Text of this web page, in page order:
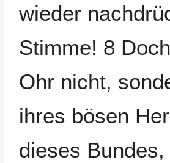
wieder
Stimme! 8
Ohr nicht,
ihres bösen
dieses